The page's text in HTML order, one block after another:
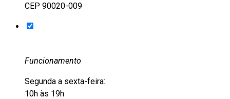
CEP 90020-009
Funcionamento
Segunda a sexta-feira:
10h às 19h